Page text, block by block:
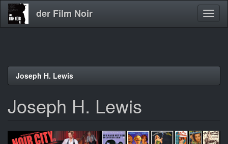
Direkt
der Film Noir
Joseph H. Lewis
Joseph H. Lewis